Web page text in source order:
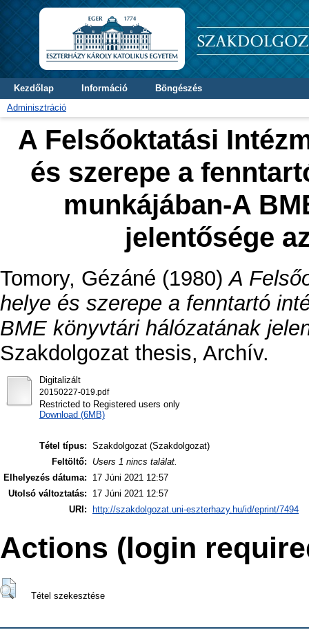
Kezdőlap Információ
Böngészés
Adminisztráció
A Felsőoktatási
és szerepe a
munkájában-A
jelentősége
Tomory, Gézáné (1980)A
helye és szerepe a fenntartó
BME könyvtári hálózatának
Szakdolgozat thesis, Archív.
Digitalizált
20150227-019.pdf
Restricted to Registered users only
Download (6MB)
Tétel típus: Szakdolgozat (Szakdolgozat)
Feltöltő:
Users 1 nincs találat.
Elhelyezés dátuma:
17 Júni 2021 12:57
Utolsó változtatás:
17 Júni 2021 12:57
URI:
http://szakdolgozat.uni-eszterhazy.hu/id/eprint/7494
Actions (login
Tétel szekesztése